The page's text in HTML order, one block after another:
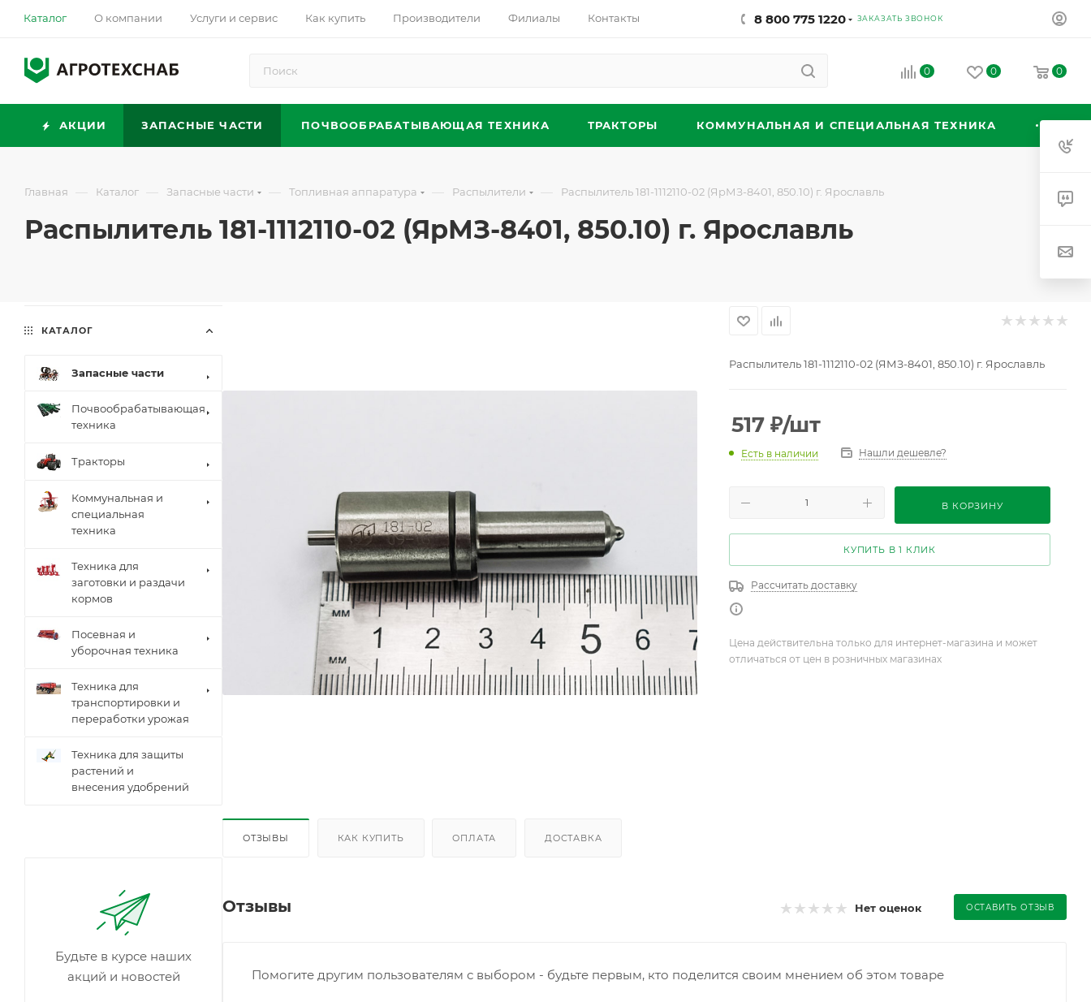
Каталог О компании Услуги и сервис Как купить Производители Филиалы Контакты 8 800 775 1220 ЗАКАЗАТЬ ЗВОНОК
0 0 0
АКЦИИ ЗАПАСНЫЕ ЧАСТИ ПОЧВООБРАБАТЫВАЮЩАЯ ТЕХНИКА ТРАКТОРЫ КОММУНАЛЬНАЯ И СПЕЦИАЛЬНАЯ ТЕХНИКА
Главная — Каталог — Запасные части — Топливная аппаратура — Распылители — Распылитель 181-1112110-02 (ЯрМЗ-8401, 850.10) г. Ярославль
Распылитель 181-1112110-02 (ЯрМЗ-8401, 850.10) г. Ярославль
Распылитель 181-1112110-02 (ЯМЗ-8401, 850.10) г. Ярославль
517 ₽/шт
Есть в наличии Нашли дешевле?
В КОРЗИНУ
КУПИТЬ В 1 КЛИК
Рассчитать доставку
Цена действительна только для интернет-магазина и может
отличаться от цен в розничных магазинах
ОТЗЫВЫ КАК КУПИТЬ ОПЛАТА ДОСТАВКА
Отзывы Нет оценок ОСТАВИТЬ ОТЗЫВ
Помогите другим пользователям с выбором - будьте первым, кто поделится своим мнением об этом товаре
КАТАЛОГ
Запасные части
Почвообрабатывающая
техника
Тракторы
Коммунальная и
специальная
техника
Техника для
заготовки и раздачи
кормов
Посевная и
уборочная техника
Техника для
транспортировки и
переработки урожая
Техника для защиты
растений и
внесения удобрений
Будьте в курсе наших
акций и новостей